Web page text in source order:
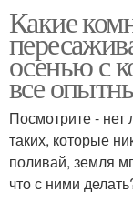
Какие
осенью с
все
Посмотрите -
таких, которые
поливай, земля
что с ними